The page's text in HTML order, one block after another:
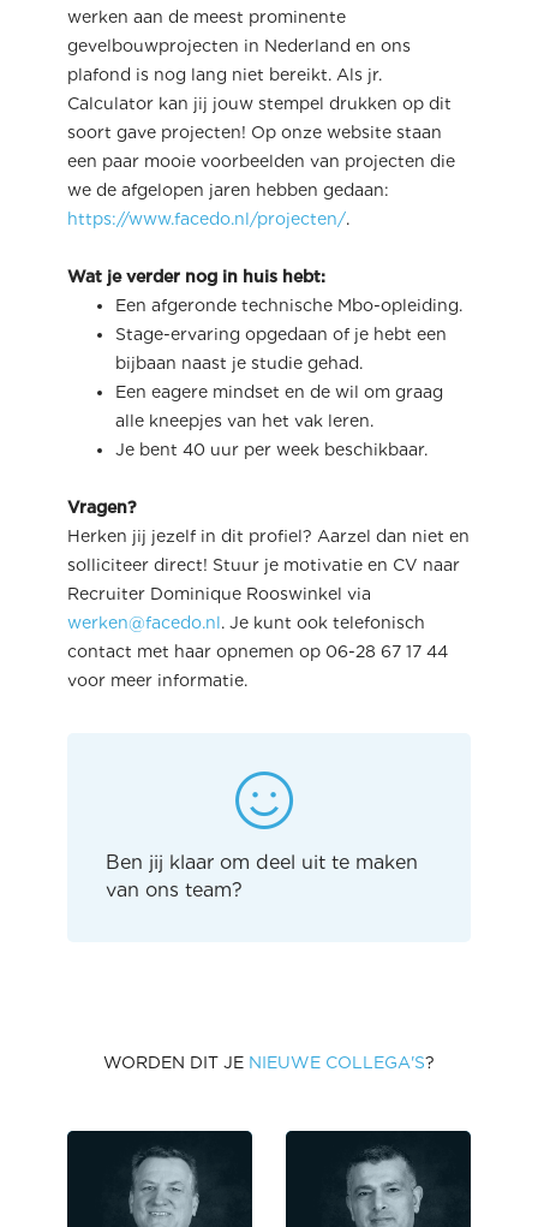
werken aan de meest prominente
gevelbouwprojecten in Nederland en ons
plafond is nog lang niet bereikt. Als jr.
Calculator kan jij jouw stempel drukken op dit
soort gave projecten! Op onze website staan
een paar mooie voorbeelden van projecten die
we de afgelopen jaren hebben gedaan:
https://www.facedo.nl/projecten/.
Wat je verder nog in huis hebt:
Een afgeronde technische Mbo-opleiding.
Stage-ervaring opgedaan of je hebt een
bijbaan naast je studie gehad.
Een eagere mindset en de wil om graag
alle kneepjes van het vak leren.
Je bent 40 uur per week beschikbaar.
Vragen?
Herken jij jezelf in dit profiel? Aarzel dan niet en
solliciteer direct! Stuur je motivatie en CV naar
Recruiter Dominique Rooswinkel via
werken@facedo.nl. Je kunt ook telefonisch
contact met haar opnemen op 06-28 67 17 44
voor meer informatie.
Ben jij klaar om deel uit te maken
van ons team?
WORDEN DIT JE NIEUWE COLLEGA'S?